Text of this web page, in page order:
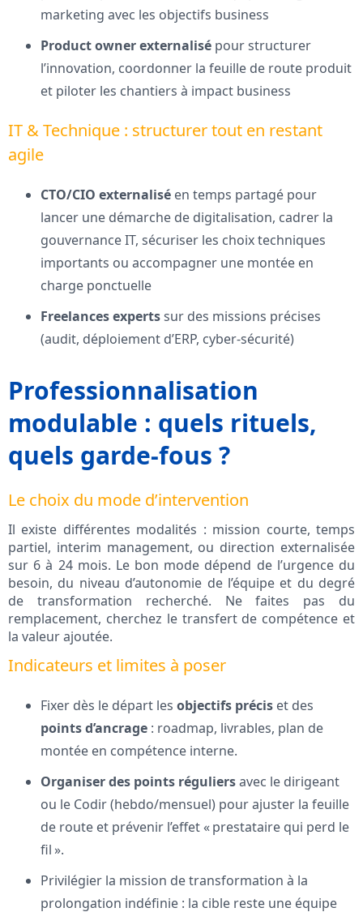
marketing avec les objectifs business
Product owner externalisé pour structurer
l’innovation, coordonner la feuille de route produit
et piloter les chantiers à impact business
IT & Technique : structurer tout en restant
agile
CTO/CIO externalisé en temps partagé pour
lancer une démarche de digitalisation, cadrer la
gouvernance IT, sécuriser les choix techniques
importants ou accompagner une montée en
charge ponctuelle
Freelances expertssur des missions précises
(audit, déploiement d’ERP, cyber-sécurité)
Professionnalisation
modulable : quels rituels,
quels garde-fous ?
Le choix du mode d’intervention
Il existe différentes modalités : mission courte, temps
partiel, interim management, ou direction externalisée
sur 6 à 24 mois. Le bon mode dépend de l’urgence du
besoin, du niveau d’autonomie de l’équipe et du degré
de transformation recherché. Ne faites pas du
remplacement, cherchez le transfert de compétence et
la valeur ajoutée.
Indicateurs et limites à poser
Fixer dès le départ les objectifs précis et des
points d’ancrage : roadmap, livrables, plan de
montée en compétence interne.
Organiser des points réguliersavec le dirigeant
ou le Codir (hebdo/mensuel) pour ajuster la feuille
de route et prévenir l’effet « prestataire qui perd le
fil ».
Privilégier la mission de transformation à la
prolongation indéfinie : la cible reste une équipe